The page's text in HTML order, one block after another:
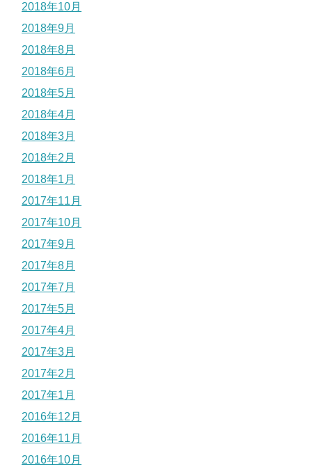
2018年10月
2018年9月
2018年8月
2018年6月
2018年5月
2018年4月
2018年3月
2018年2月
2018年1月
2017年11月
2017年10月
2017年9月
2017年8月
2017年7月
2017年5月
2017年4月
2017年3月
2017年2月
2017年1月
2016年12月
2016年11月
2016年10月